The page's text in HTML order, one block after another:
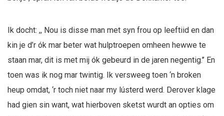
Ik docht: ,, Nou is disse man met syn frou op leeftiid en dan
kin je d’r ók mar beter wat hulptroepen omheen hewwe te
staan mar, dit is met mij ók gebeurd in de jaren negentig.’’ En
toen was ik nog mar twintig. Ik versweeg toen ‘n broken
heup omdat, ‘r toch niet naar my lústerd werd. Derover klage
had gien sin want, wat hierboven sketst wurdt an opties om